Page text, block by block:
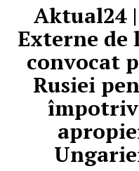
Aktual24
Externe de
convocat
Rusiei